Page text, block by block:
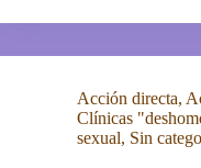
Acción directa,
Clínicas
sexual, Sin